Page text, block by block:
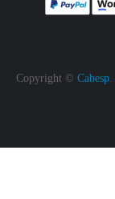
Copyright © Cabesp.